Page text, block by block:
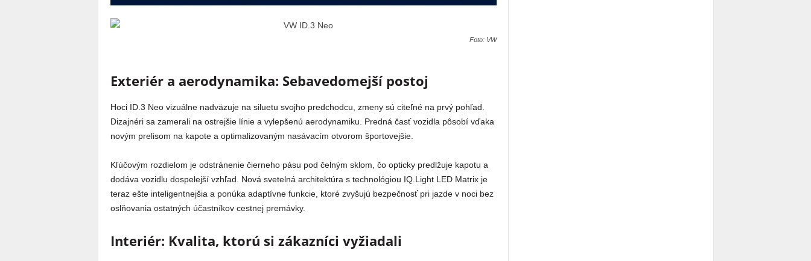
Foto: VW
Exteriér a aerodynamika: Sebavedomejší postoj
Hoci ID.3 Neo vizuálne nadväzuje na siluetu svojho predchodcu, zmeny sú citeľné na prvý pohľad.
Dizajnéri sa zamerali na ostrejšie línie a vylepšenú aerodynamiku. Predná časť vozidla pôsobí vďaka
novým prelisom na kapote a optimalizovaným nasávacím otvorom športovejšie.
Kľúčovým rozdielom je odstránenie čierneho pásu pod čelným sklom, čo opticky predlžuje kapotu a
dodáva vozidlu dospelejší vzhľad. Nová svetelná architektúra s technológiou IQ.Light LED Matrix je
teraz ešte inteligentnejšia a ponúka adaptívne funkcie, ktoré zvyšujú bezpečnosť pri jazde v noci bez
oslňovania ostatných účastníkov cestnej premávky.
Interiér: Kvalita, ktorú si zákazníci vyžiadali